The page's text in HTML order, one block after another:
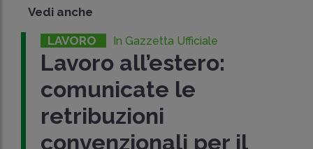
Vedi anche
LAVORO In Gazzetta Ufficiale
Lavoro all’estero:
comunicate le
retribuzioni
convenzionali per il